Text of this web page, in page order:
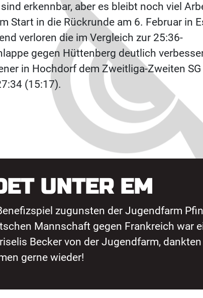
erkennbar, aber es bleibt noch viel
Start in die Rückrunde am 6. Februar in
verloren die im Vergleich zur 25:36-
gegen Hüttenberg deutlich
in Hochdorf dem Zweitliga-Zweiten SG
(15:17).
UNTER EM
zugunsten der Jugendfarm
Mannschaft gegen Frankreich war
Becker von der Jugendfarm,
gerne wieder!